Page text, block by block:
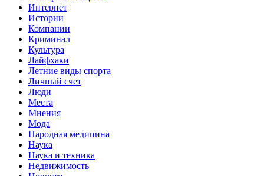
Интернет
Истории
Компании
Криминал
Культура
Лайфхаки
Летние виды спорта
Личный счет
Люди
Места
Мнения
Мода
Народная медицина
Наука
Наука и техника
Недвижимость